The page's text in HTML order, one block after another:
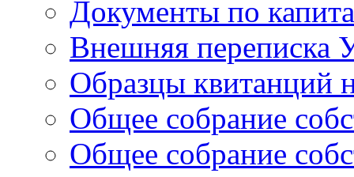
Документы по
Внешняя переписка
Образцы квитанций
Общее собрание
Общее собрание